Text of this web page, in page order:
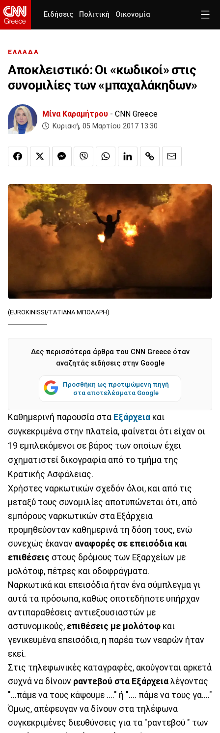
Ειδήσεις Πολιτική Οικονομία
ΕΛΛΑΔΑ
Αποκλειστικό: Οι «κωδικοί» στις
συνομιλίες των «μπαχαλάκηδων»
Μίνα Καραμήτρου - CNN Greece
Κυριακή, 05 Μαρτίου 2017 13:30
(EUROKINISSI/ΤΑΤΙΑΝΑ ΜΠΟΛΑΡΗ)
Δες περισσότερα άρθρα του CNN Greece όταν
αναζητάς ειδήσεις στην Google
Προσθήκη ως προτιμώμενη πηγή
στα αποτελέσματα Google
Καθημερινή παρουσία στα Εξάρχεια και
συγκεκριμένα στην πλατεία, φαίνεται ότι είχαν οι
19 εμπλεκόμενοι σε βάρος των οποίων έχει
σχηματιστεί δικογραφία από το τμήμα της
Κρατικής Ασφάλειας.
Χρήστες ναρκωτικών σχεδόν όλοι, και από τις
μεταξύ τους συνομιλίες αποτυπώνεται ότι, από
εμπόρους ναρκωτικών στα Εξάρχεια
προμηθεύονταν καθημερινά τη δόση τους, ενώ
συνεχώς έκαναν αναφορές σε επεισόδια και
επιθέσεις στους δρόμους των Εξαρχείων με
μολότοφ, πέτρες και οδοφράγματα.
Ναρκωτικά και επεισόδια ήταν ένα σύμπλεγμα γι
αυτά τα πρόσωπα, καθώς οποτεδήποτε υπήρχαν
αντιπαραθέσεις αντιεξουσιαστών με
αστυνομικούς, επιθέσεις με μολότοφ και
γενικευμένα επεισόδια, η παρέα των νεαρών ήταν
εκεί.
Στις τηλεφωνικές καταγραφές, ακούγονται αρκετά
συχνά να δίνουν ραντεβού στα Εξάρχεια λέγοντας
"...πάμε να τους κάψουμε ...." ή ".... πάμε να τους γα...."
Όμως, απέφευγαν να δίνουν στα τηλέφωνα
συγκεκριμένες διευθύνσεις για τα "ραντεβού " των